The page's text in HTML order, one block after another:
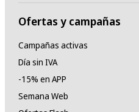
Ofertas y campañas
Campañas activas
Día sin IVA
-15% en APP
Semana Web